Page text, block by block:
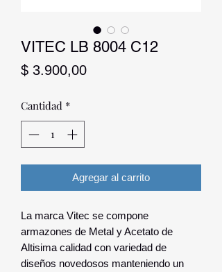
VITEC LB 8004 C12
$ 3.900,00Precio
Cantidad *
Agregar al carrito
La marca Vitec se compone
armazones de Metal y Acetato de
Altisima calidad con variedad de
diseños novedosos manteniendo un